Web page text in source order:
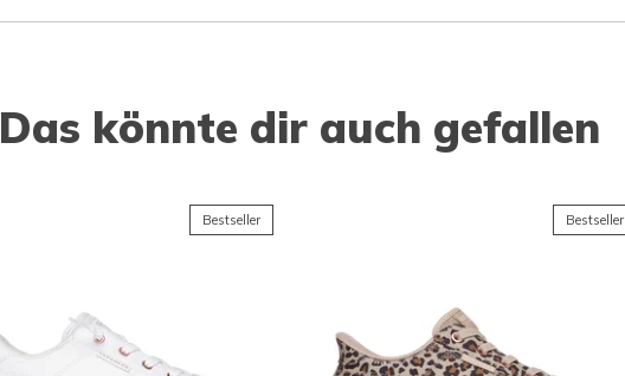
Das könnte dir auch gefallen
Bestseller Bestseller